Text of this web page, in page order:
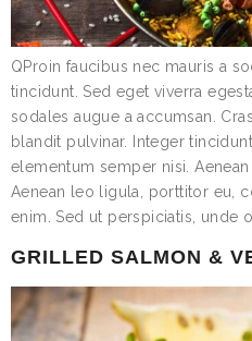
QProin faucibus nec mauris a
tincidunt. Sed eget viverra
sodales augue a accumsan.
blandit pulvinar. Integer
elementum semper nisi.
Aenean leo ligula, porttitor eu,
enim. Sed ut perspiciatis, unde
GRILLED SALMON &